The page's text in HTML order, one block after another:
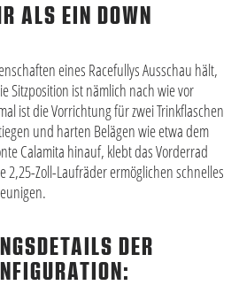
ALS EIN DOWN
eines Racefullys Ausschau hält,
Sitzposition ist nämlich nach wie vor
ist die Vorrichtung für zwei Trinkflaschen
und harten Belägen wie etwa dem
Calamita hinauf, klebt das Vorderrad
2,25-Zoll-Laufräder ermöglichen schnelles
DER